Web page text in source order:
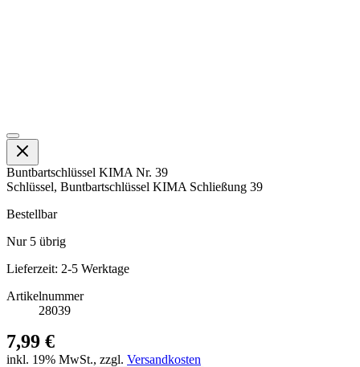
Buntbartschlüssel KIMA Nr. 39
Schlüssel, Buntbartschlüssel KIMA Schließung 39
Bestellbar
Nur 5 übrig
Lieferzeit: 2-5 Werktage
Artikelnummer
28039
7,99 €
inkl. 19% MwSt., zzgl. Versandkosten